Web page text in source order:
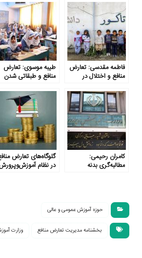
منافع
آموزش‌وپرورش
فاطمه مقدسی: تعارض
منافع و اختلال در
طیبه موسوی: تعارض
منافع و طبقاتی شدن
کامران رحیمی:
مطالبه‌گری بدنه
گلوگاه‌های تعارض
در نظام
حوزه آموزش عمومی و عالی
بخشنامه مدیریت تعارض منافع وزارت